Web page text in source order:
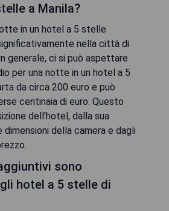
a Manila?
in un hotel a 5 stelle
nella città di
generale, ci si può aspettare
per una notte in un hotel a 5
da circa 200 euro e può
centinaia di euro. Questo
dell'hotel, dalla sua
dimensioni della camera e dagli
sono
hotel a 5 stelle di